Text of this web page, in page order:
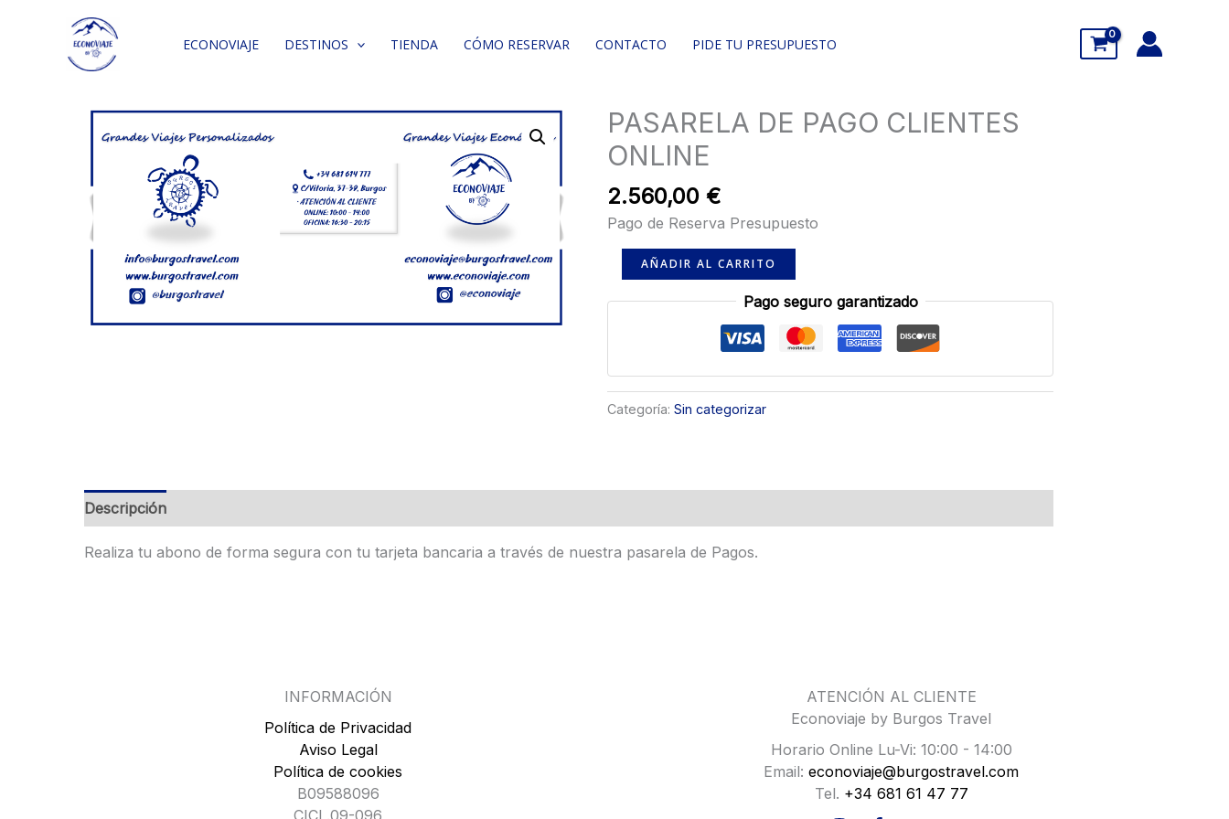
ECONOVIAJE DESTINOS TIENDA CÓMO RESERVAR CONTACTO PIDE TU PRESUPUESTO
PASARELA DE PAGO CLIENTES
ONLINE
2.560,00€
Pago de Reserva Presupuesto
PASARELA
DE
PAGO
ONLINE
cantidad
AÑADIR AL CARRITO
Pago seguro garantizado
Categoría:Sin categorizar
Descripción
Realiza tu abono de forma segura con tu tarjeta bancaria a través de nuestra pasarela de Pagos.
INFORMACIÓN
Política de Privacidad
Aviso Legal
Política de cookies
B09588096
CICL.09-096
ATENCIÓN AL CLIENTE
Econoviaje by Burgos Travel
Horario Online Lu-Vi: 10:00 - 14:00
Email: econoviaje@burgostravel.com
Tel. +34 681 61 47 77